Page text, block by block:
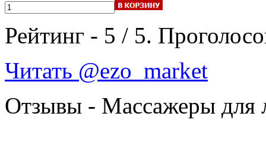
Рейтинг - 5 / 5.
Читать @ezo_market
Отзывы - Массажеры для